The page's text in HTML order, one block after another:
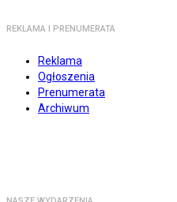
REKLAMA I PRENUMERATA
Reklama
Ogłoszenia
Prenumerata
Archiwum